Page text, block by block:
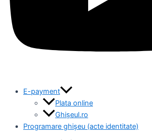
E-payment
Plata online
Ghișeul.ro
Programare ghișeu (acte identitate)